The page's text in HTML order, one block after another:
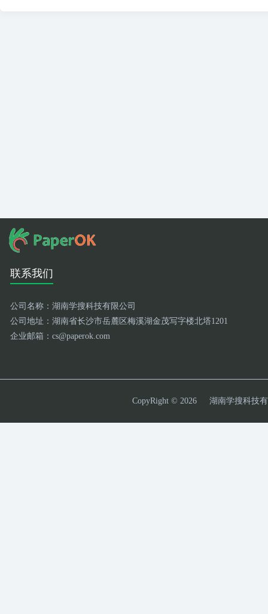
联系我们
公司名称： 湖南学搜科技有限公司
公司地址：湖南省长沙市岳麓区梅溪湖金茂写字楼北塔1201
企业邮箱：cs@paperok.com
CopyRight © 2026 湖南学搜科技